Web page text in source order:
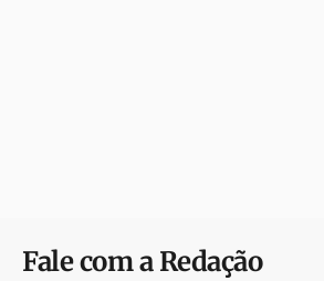
Fale com a Redação